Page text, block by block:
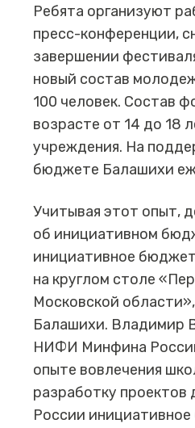
Ребята организуют
пресс-конференции,
завершении
новый состав
100 человек. Состав
возрасте от 14 до 18
учреждения. На
бюджете Балашихи
Учитывая этот опыт,
об инициативном
инициативное
на круглом столе
Московской
Балашихи. Владимир
НИФИ Минфина
опыте вовлечения
разработку
России